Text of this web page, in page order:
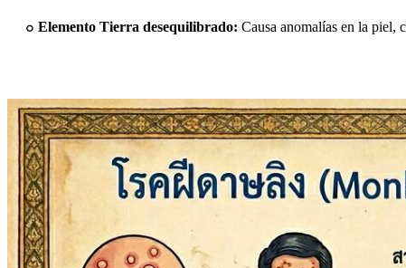
๐ Elemento Tierra desequilibrado: Causa anomalías en la piel,